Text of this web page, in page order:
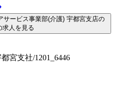
サービス事業部(介護) 宇都宮支店の
求人を見る
宮支社/1201_6446